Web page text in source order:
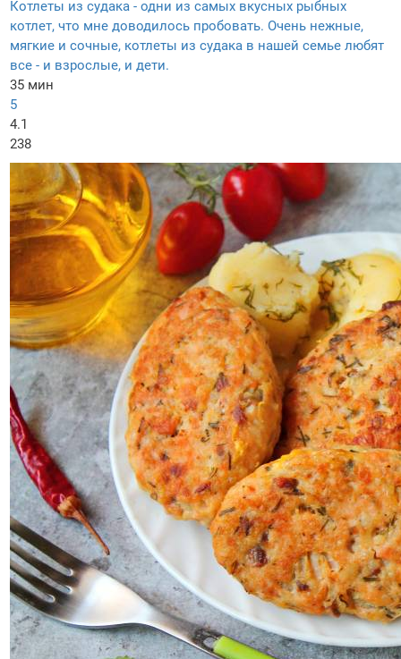
Котлеты из судака - одни из самых вкусных рыбных
котлет, что мне доводилось пробовать. Очень нежные,
мягкие и сочные, котлеты из судака в нашей семье любят
все - и взрослые, и дети.
35 мин
5
4.1
238